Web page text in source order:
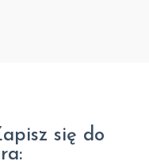
się do